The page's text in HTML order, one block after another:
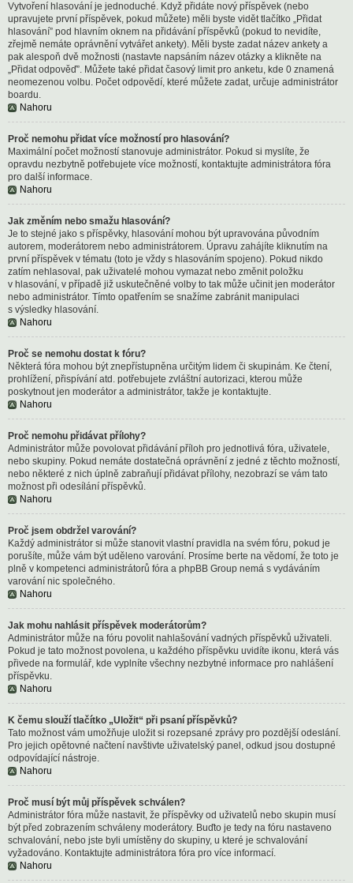
Vytvoření hlasování je jednoduché. Když přidáte nový příspěvek (nebo
upravujete první příspěvek, pokud můžete) měli byste vidět tlačítko „Přidat
hlasování” pod hlavním oknem na přidávání příspěvků (pokud to nevidíte,
zřejmě nemáte oprávnění vytvářet ankety). Měli byste zadat název ankety a
pak alespoň dvě možnosti (nastavte napsáním název otázky a klikněte na
„Přidat odpověď”. Můžete také přidat časový limit pro anketu, kde 0 znamená
neomezenou volbu. Počet odpovědí, které můžete zadat, určuje administrátor
boardu.
Nahoru
Proč nemohu přidat více možností pro hlasování?
Maximální počet možností stanovuje administrátor. Pokud si myslíte, že
opravdu nezbytně potřebujete více možností, kontaktujte administrátora fóra
pro další informace.
Nahoru
Jak změním nebo smažu hlasování?
Je to stejné jako s příspěvky, hlasování mohou být upravována původním
autorem, moderátorem nebo administrátorem. Úpravu zahájíte kliknutím na
první příspěvek v tématu (toto je vždy s hlasováním spojeno). Pokud nikdo
zatím nehlasoval, pak uživatelé mohou vymazat nebo změnit položku
v hlasování, v případě již uskutečněné volby to tak může učinit jen moderátor
nebo administrátor. Tímto opatřením se snažíme zabránit manipulaci
s výsledky hlasování.
Nahoru
Proč se nemohu dostat k fóru?
Některá fóra mohou být znepřístupněna určitým lidem či skupinám. Ke čtení,
prohlížení, přispívání atd. potřebujete zvláštní autorizaci, kterou může
poskytnout jen moderátor a administrátor, takže je kontaktujte.
Nahoru
Proč nemohu přidávat přílohy?
Administrátor může povolovat přidávání příloh pro jednotlivá fóra, uživatele,
nebo skupiny. Pokud nemáte dostatečná oprávnění z jedné z těchto možností,
nebo některé z nich úplně zabraňují přidávat přílohy, nezobrazí se vám tato
možnost při odesílání příspěvků.
Nahoru
Proč jsem obdržel varování?
Každý administrátor si může stanovit vlastní pravidla na svém fóru, pokud je
porušíte, může vám být uděleno varování. Prosíme berte na vědomí, že toto je
plně v kompetenci administrátorů fóra a phpBB Group nemá s vydáváním
varování nic společného.
Nahoru
Jak mohu nahlásit příspěvek moderátorům?
Administrátor může na fóru povolit nahlašování vadných příspěvků uživateli.
Pokud je tato možnost povolena, u každého příspěvku uvidíte ikonu, která vás
přivede na formulář, kde vyplníte všechny nezbytné informace pro nahlášení
příspěvku.
Nahoru
K čemu slouží tlačítko „Uložit“ při psaní příspěvků?
Tato možnost vám umožňuje uložit si rozepsané zprávy pro pozdější odeslání.
Pro jejich opětovné načtení navštivte uživatelský panel, odkud jsou dostupné
odpovídající nástroje.
Nahoru
Proč musí být můj příspěvek schválen?
Administrátor fóra může nastavit, že příspěvky od uživatelů nebo skupin musí
být před zobrazením schváleny moderátory. Buďto je tedy na fóru nastaveno
schvalování, nebo jste byli umístěny do skupiny, u které je schvalování
vyžadováno. Kontaktujte administrátora fóra pro více informací.
Nahoru